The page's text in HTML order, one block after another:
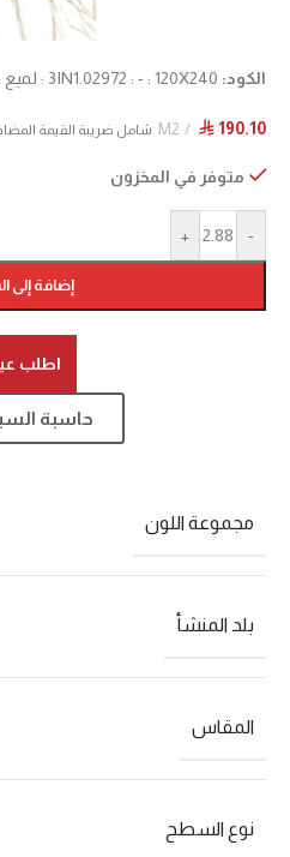
الكود: 3IN1.02972 : - : 120X240 : لميع :
⃁ 190.10
M2 شامل ضريبة القيمة
متوفر في المخزون
-
+
إضافة إلى
اطلب
حاسبة
مجموعة اللون
بلد المنشأ
المقاس
نوع السطح